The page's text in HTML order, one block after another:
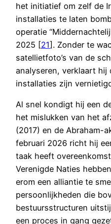
het initiatief om zelf de
installaties te laten
operatie
2025 [21]. Zonder te
satellietfoto’s van de
analyseren, verklaart hij
installaties zijn
Al snel kondigt hij een
het mislukken van het
(2017) en de Abraham-
februari 2026 richt hij
taak heeft
Verenigde Naties
erom een alliantie te
persoonlijkheden die
bestuursstructuren
een proces in gang